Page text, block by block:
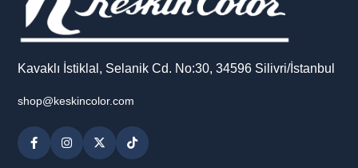
Kavaklı İstiklal, Selanik Cd. No:30, 34596 Silivri/İstanbul
shop@keskincolor.com